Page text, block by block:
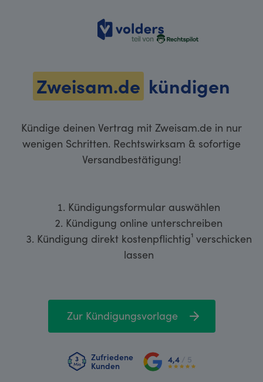
volders
Zweisam.de kündigen
Kündige deinen Vertrag mit Zweisam.de in nur
wenigen Schritten. Rechtswirksam & sofortige
Versandbestätigung!
Kündigungsformular auswählen
Kündigung online unterschreiben
Kündigung direkt kostenpflichtig¹ verschicken
lassen
Zur Kündigungsvorlage
Zufriedene
Kunden
4,4 / 5